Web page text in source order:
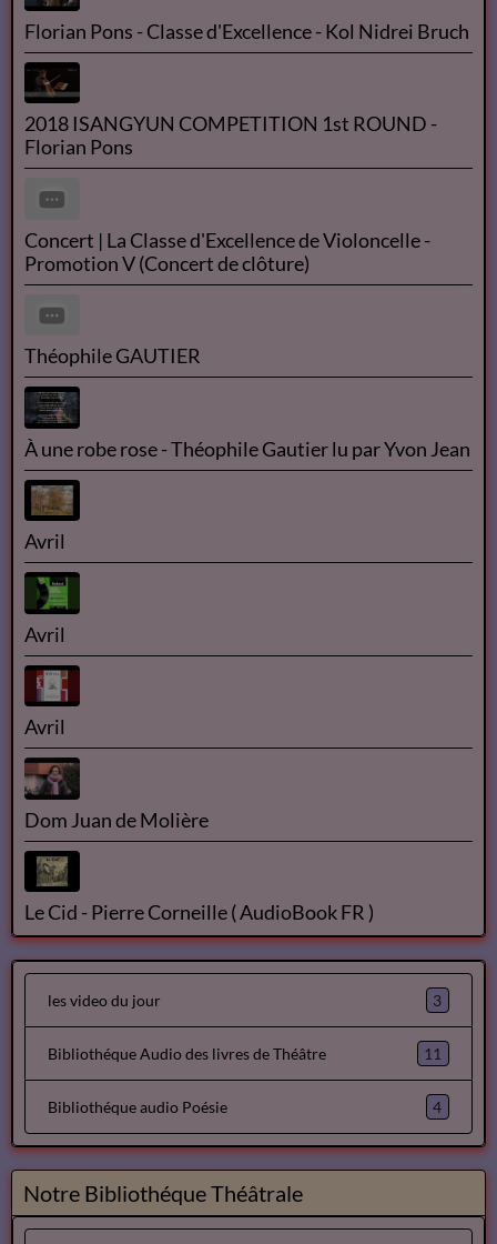
Florian Pons - Classe d'Excellence - Kol Nidrei Bruch
2018 ISANGYUN COMPETITION 1st ROUND -
Florian Pons
Concert | La Classe d'Excellence de Violoncelle -
Promotion V (Concert de clôture)
Théophile GAUTIER
À une robe rose - Théophile Gautier lu par Yvon Jean
Avril
Avril
Avril
Dom Juan de Molière
Le Cid - Pierre Corneille ( AudioBook FR )
les video du jour 3
Bibliothéque Audio des livres de Théâtre 11
Bibliothéque audio Poésie 4
Notre Bibliothéque Théâtrale